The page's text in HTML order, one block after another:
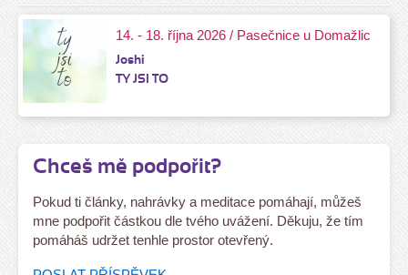
14. - 18. října 2026 / Pasečnice u Domažlic
Joshi
TY JSI TO
Chceš mě podpořit?
Pokud ti články, nahrávky a meditace pomáhají, můžeš
mne podpořit částkou dle tvého uvážení. Děkuju, že tím
pomáháš udržet tenhle prostor otevřený.